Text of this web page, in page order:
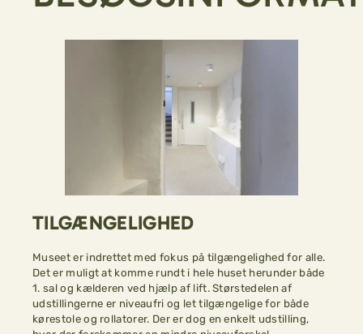
TILGÆNGELIGHED
Museet er indrettet med fokus på tilgængelighed for alle.
Det er muligt at komme rundt i hele huset herunder både
1. sal og kælderen ved hjælp af lift. Størstedelen af
udstillingerne er niveaufri og let tilgængelige for både
kørestole og rollatorer. Der er dog en enkelt udstilling,